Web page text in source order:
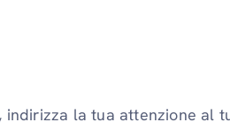
la tua attenzione al